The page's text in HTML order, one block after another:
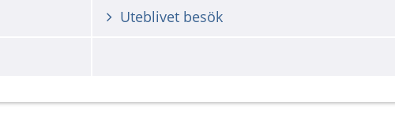
Uteblivet besök